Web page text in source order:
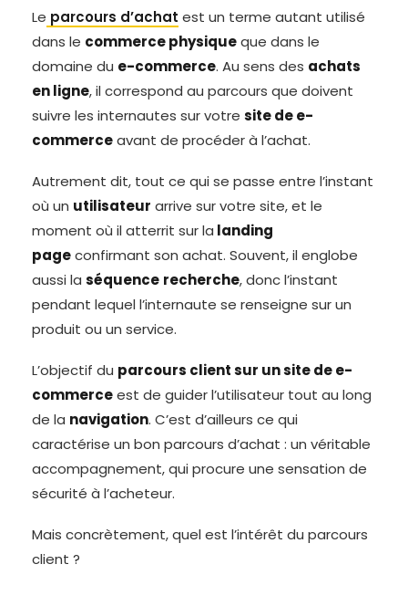
Le parcours d’achat est un terme autant utilisé
dans le commerce physiqueque dans le
domaine du e-commerce. Au sens des achats
en ligne, il correspond au parcours que doivent
suivre les internautes sur votre site de e-
commerceavant de procéder à l’achat.
Autrement dit, tout ce qui se passe entre l’instant
où un utilisateur arrive sur votre site, et le
moment où il atterrit sur la landing
pageconfirmant son achat. Souvent, il englobe
aussi la séquence recherche, donc l’instant
pendant lequel l’internaute se renseigne sur un
produit ou un service.
L’objectif du parcours client sur un site de e-
commerceest de guider l’utilisateur tout au long
de la navigation. C’est d’ailleurs ce qui
caractérise un bon parcours d’achat : un véritable
accompagnement, qui procure une sensation de
sécurité à l’acheteur.
Mais concrètement, quel est l’intérêt du parcours
client ?